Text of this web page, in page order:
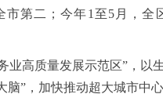
第二；今年1至5月，全
高质量发展示范区”，以
脑”，加快推动超大城市中